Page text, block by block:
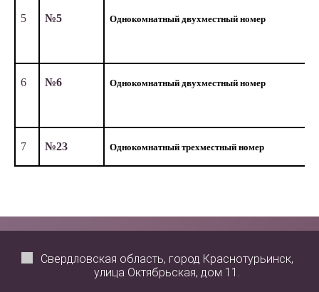
5 №5 Однокомнатный двухместный номер
6 №6 Однокомнатный двухместный номер
7 №23 Однокомнатный трехместный номер
Свердловская область, город Краснотурьинск,
улица Октябрьская, дом 11.